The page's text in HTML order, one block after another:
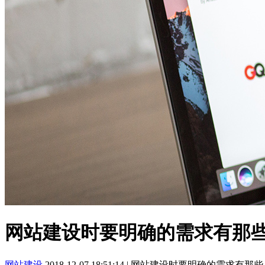
网站建设时要明确的需求有那